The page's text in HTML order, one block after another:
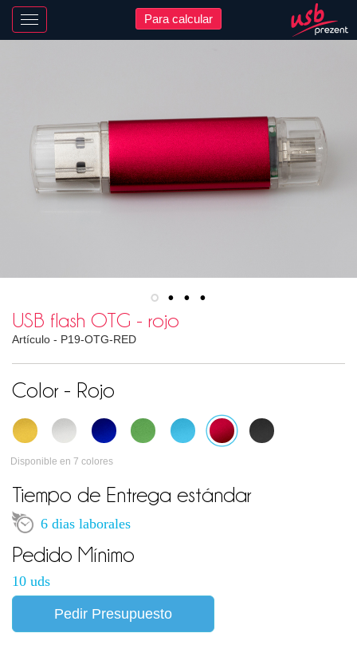
Nawigacja Para calcular
USB flash OTG - rojo
Artículo - P19-OTG-RED
Color - Rojo
Disponible en 7 colores
Tiempo de Entrega estándar
6 dias laborales
Pedido Mínimo
10 uds
Pedir Presupuesto